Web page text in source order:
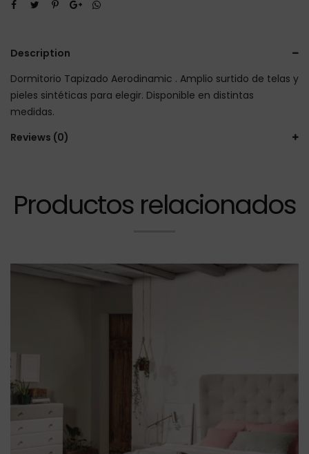
Description
Dormitorio Tapizado Aerodinamic . Amplio surtido de telas y
pieles sintéticas para elegir. Disponible en distintas
medidas.
Reviews (0)
Productos relacionados